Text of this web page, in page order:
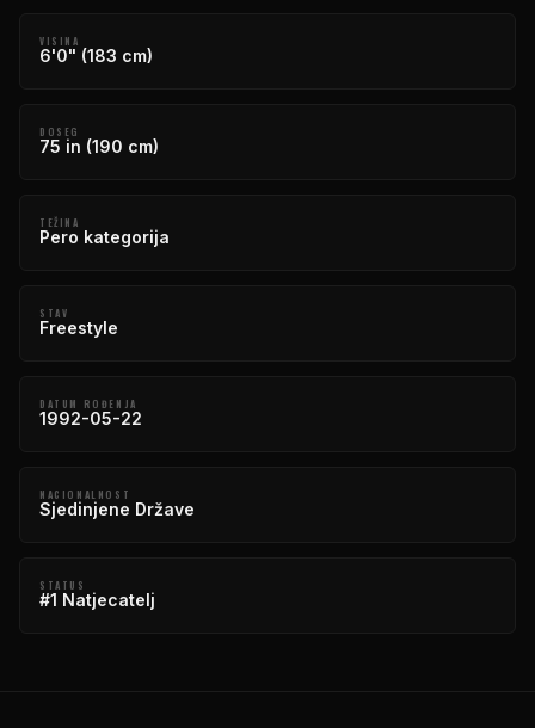
VISINA
6'0" (183 cm)
DOSEG
75 in (190 cm)
TEŽINA
Pero kategorija
STAV
Freestyle
DATUM ROĐENJA
1992-05-22
NACIONALNOST
Sjedinjene Države
STATUS
#1 Natjecatelj